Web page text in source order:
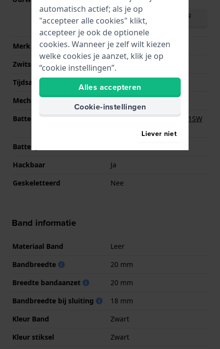
Download handleiding
(English)
Merk uurwerk
Miyota
Zwitsers uurwerk
Nee
Tijdsaanduiding
Analoog
Mechanisme
Batterij
Renata R364 364 / SR621SW
Batterijduur
Hackbaar
Ja
Geskeletteerd
Nee
Band informatie
Materiaal Band
Leer
Bandbreedte
20 mm
Breedte bandaanzet
20 mm
Bandbreedte bij sluiting
18 mm
Kleur Band
Zwart
Kleur stiksel
Zwart
automatisch actief; als je op
"accepteer alle cookies" klikt,
accepteer je ook de optionele
cookies. Wanneer je zelf wilt kiezen
welke cookies je aanzet, klik je op
“cookie instellingen”.
Alles accepteren
Cookie-instellingen
Liever niet